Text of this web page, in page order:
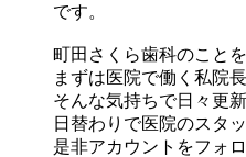
です。
町田さくら歯科のこと
まずは医院で働く私院
そんな気持ちで日々更
日替わりで医院のスタ
是非アカウントをフォ